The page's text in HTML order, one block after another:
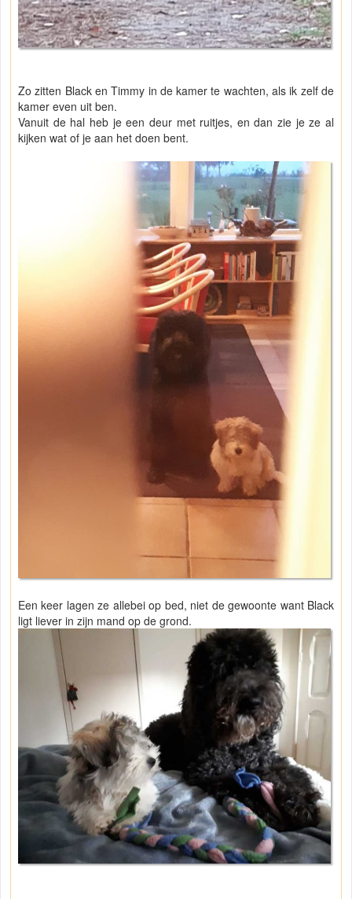
Zo zitten Black en Timmy in de kamer te wachten, als ik zelf de
kamer even uit ben.
Vanuit de hal heb je een deur met ruitjes, en dan zie je ze al
kijken wat of je aan het doen bent.
Een keer lagen ze allebei op bed, niet de gewoonte want Black
ligt liever in zijn mand op de grond.